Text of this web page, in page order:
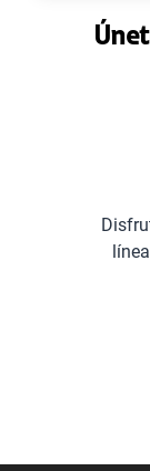
conexión para
móvil postpago y